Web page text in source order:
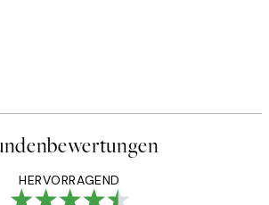
HERVORRAGEND